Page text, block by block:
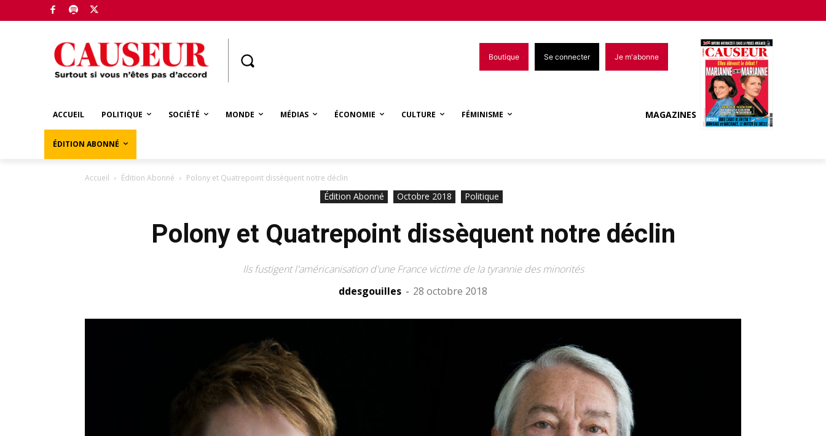
Boutique Se connecter Je m'abonne
ACCUEIL POLITIQUE SOCIÉTÉ MONDE MÉDIAS ÉCONOMIE CULTURE FÉMINISME
ÉDITION ABONNÉ
MAGAZINES
Accueil Édition Abonné Polony et Quatrepoint dissèquent notre déclin
Édition Abonné Octobre 2018 Politique
Polony et Quatrepoint dissèquent notre déclin
Ils fustigent l'américanisation d'une France victime de la tyrannie des minorités
ddesgouilles - 28 octobre 2018